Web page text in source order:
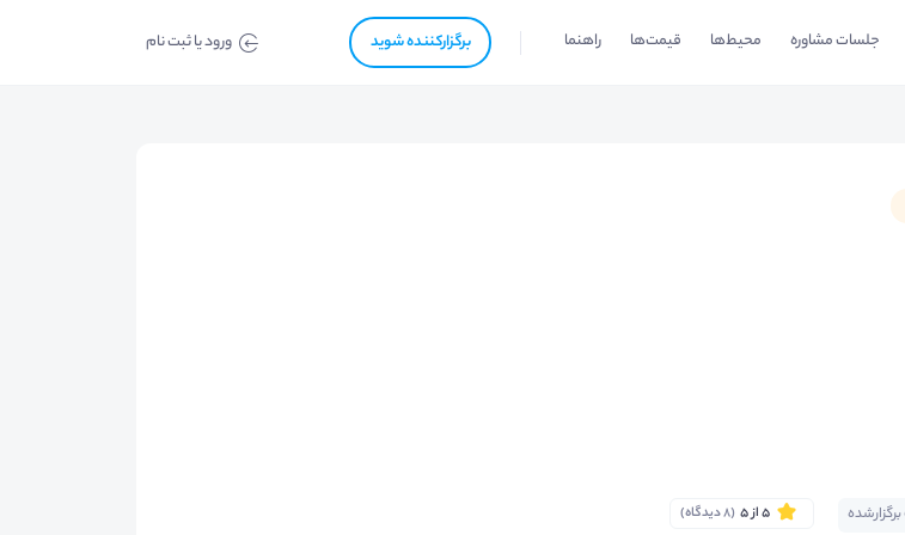
جلسات مشاوره محیط‌ها قیمت‌ها راهنما برگزار‌‌کننده شوید ورود یا ثبت نام
5 از 5 (8 دیدگاه)